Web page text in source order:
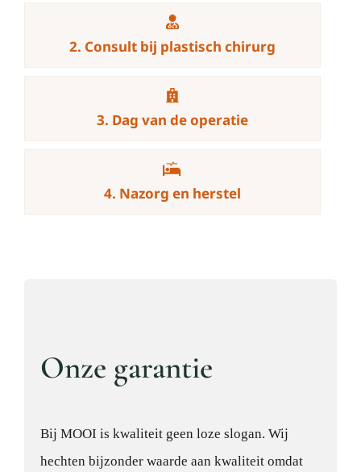
2. Consult bij plastisch chirurg
3. Dag van de operatie
4. Nazorg en herstel
Onze garantie
Bij MOOI is kwaliteit geen loze slogan. Wij
hechten bijzonder waarde aan kwaliteit omdat